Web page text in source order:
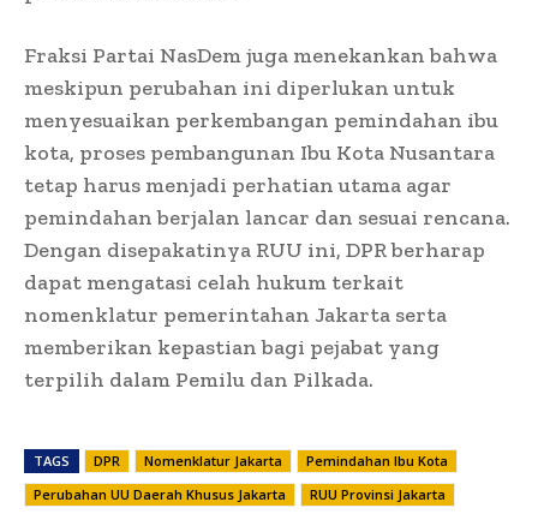
Fraksi Partai NasDem juga menekankan bahwa
meskipun perubahan ini diperlukan untuk
menyesuaikan perkembangan pemindahan ibu
kota, proses pembangunan Ibu Kota Nusantara
tetap harus menjadi perhatian utama agar
pemindahan berjalan lancar dan sesuai rencana.
Dengan disepakatinya RUU ini, DPR berharap
dapat mengatasi celah hukum terkait
nomenklatur pemerintahan Jakarta serta
memberikan kepastian bagi pejabat yang
terpilih dalam Pemilu dan Pilkada.
TAGS DPR Nomenklatur Jakarta
Pemindahan Ibu Kota
Perubahan UU Daerah Khusus Jakarta
RUU Provinsi Jakarta